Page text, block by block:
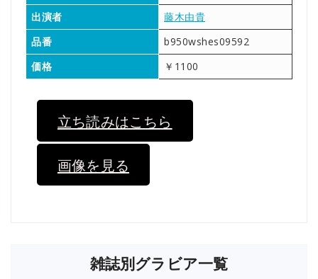
出演者
藤木由貴
品番
b950wshes09592
価格
￥1100
立ち読みはこちら
画像を見る
雑誌別グラビア一覧